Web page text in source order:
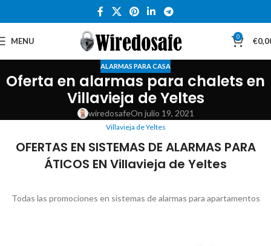
MENU 0 €
ALARMAS PARA CASA
Oferta en alarmas para chalets en
Villavieja de Yeltes
wiredosafeOn julio 19, 2021
Villavieja de Yeltes
OFERTAS EN SISTEMAS DE ALARMAS PARA
ÁTICOS EN Villavieja de Yeltes
Todas las promociones en sistemas de alarmas para apartamentos